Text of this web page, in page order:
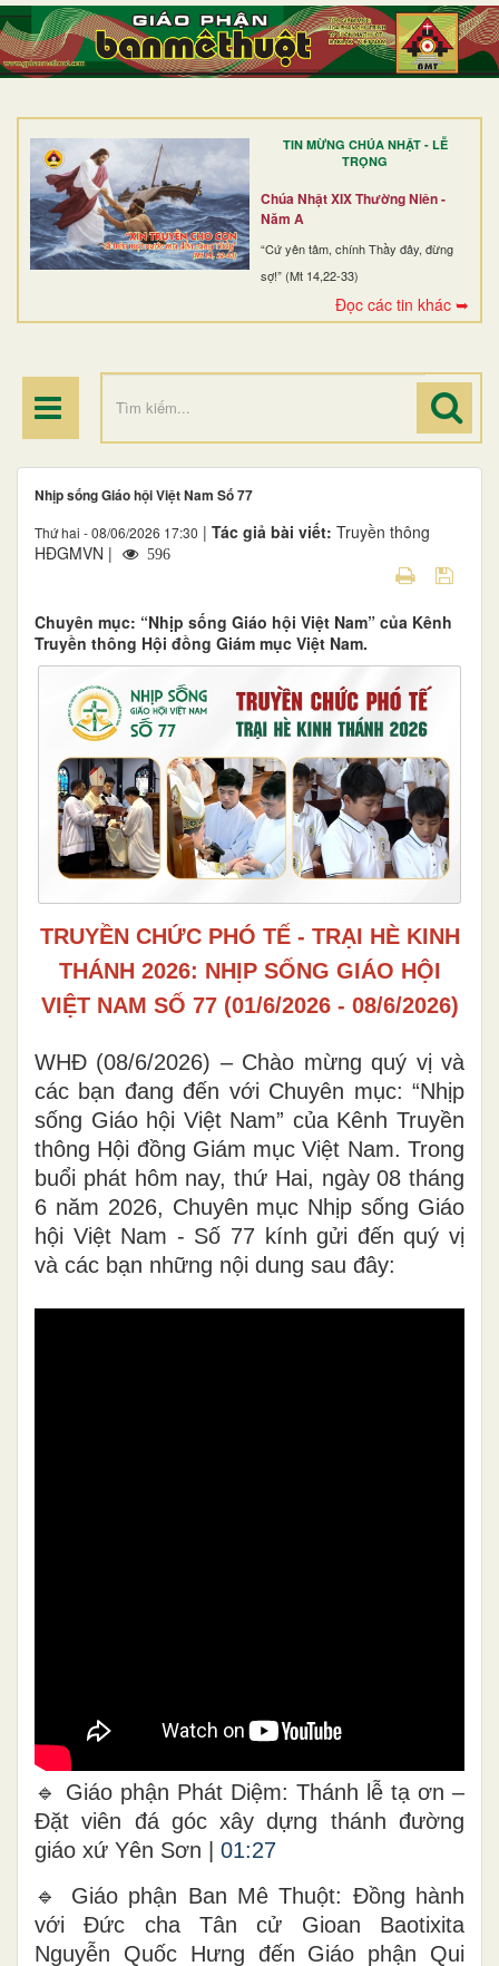
TIN MỪNG CHÚA NHẬT - LỄ
TRỌNG
Chúa Nhật XIX Thường Niên -
Năm A
“Cứ yên tâm, chính Thầy đây, đừng
sợ!” (Mt 14,22-33)
Đọc các tin khác ➥
TRANG NHẤT
GIỚI THIỆU
DÒNG TU
BAN MỤC VỤ
ĐOÀN THỂ CG
ĐIỂM HÀNH HƯƠNG
Nhịp sống Giáo hội Việt Nam Số 77
Thứ hai - 08/06/2026 17:30 | Tác giả bài viết: Truyền thông
HĐGMVN |
596
Chuyên mục: “Nhịp sống Giáo hội Việt Nam” của Kênh
Truyền thông Hội đồng Giám mục Việt Nam.
TRUYỀN CHỨC PHÓ TẾ - TRẠI HÈ KINH
THÁNH 2026: NHỊP SỐNG GIÁO HỘI
VIỆT NAM SỐ 77 (01/6/2026 - 08/6/2026)
WHĐ (08/6/2026) – Chào mừng quý vị và
các bạn đang đến với Chuyên mục: “Nhịp
sống Giáo hội Việt Nam” của Kênh Truyền
thông Hội đồng Giám mục Việt Nam. Trong
buổi phát hôm nay, thứ Hai, ngày 08 tháng
6 năm 2026, Chuyên mục Nhịp sống Giáo
hội Việt Nam - Số 77 kính gửi đến quý vị
và các bạn những nội dung sau đây:
🔹 Giáo phận Phát Diệm: Thánh lễ tạ ơn –
Đặt viên đá góc xây dựng thánh đường
giáo xứ Yên Sơn | 01:27
🔹 Giáo phận Ban Mê Thuột: Đồng hành
với Đức cha Tân cử Gioan Baotixita
Nguyễn Quốc Hưng đến Giáo phận Qui